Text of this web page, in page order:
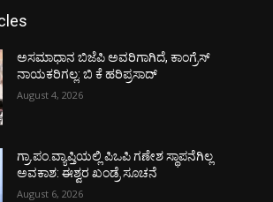
ಅಸಮಾಧಾನ ಬಿಜೆಪಿ ಅವರಿಗಾಗಿದೆ, ಕಾಂಗ್ರೆಸ್
ನಾಯಕರಿಗಲ್ಲ: ಬಿ ಕೆ ಹರಿಪ್ರಸಾದ್
August 4, 2026
ಗ್ರಾ.ಪಂ.ವ್ಯಾಪ್ತಿಯಲ್ಲಿ ಪಿಒಪಿ ಗಣೇಶ ಸ್ಥಾಪನೆಗಿಲ್ಲ
ಅವಕಾಶ: ಈಶ್ವರ ಖಂಡ್ರೆ ಸೂಚನೆ
August 6, 2026